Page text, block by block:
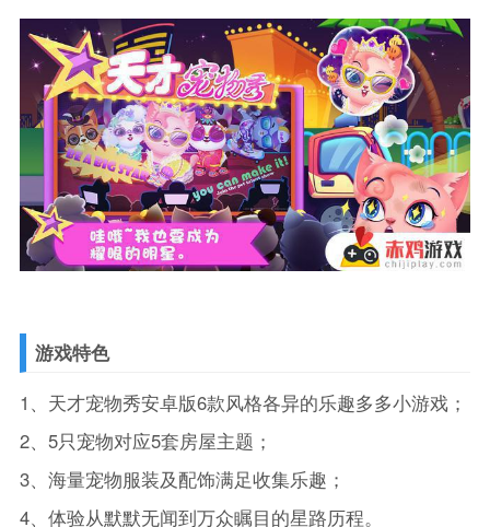
游戏特色
1、天才宠物秀安卓版6款风格各异的乐趣多多小游戏；
2、5只宠物对应5套房屋主题；
3、海量宠物服装及配饰满足收集乐趣；
4、体验从默默无闻到万众瞩目的星路历程。